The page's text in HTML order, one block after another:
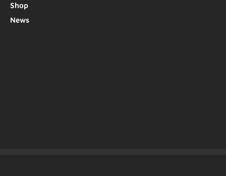
Shop
News